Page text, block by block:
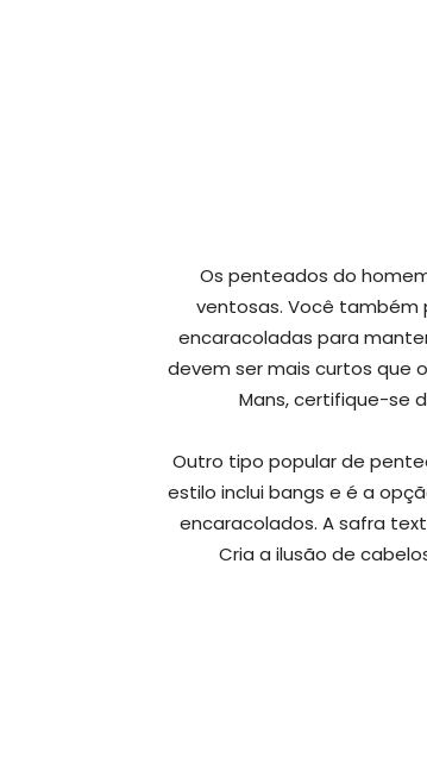
Os penteados do
ventosas. Você também
encaracoladas para
devem ser mais curtos que
Mans, certifique-se
Outro tipo popular de
estilo inclui bangs e é a
encaracolados. A safra
Cria a ilusão de